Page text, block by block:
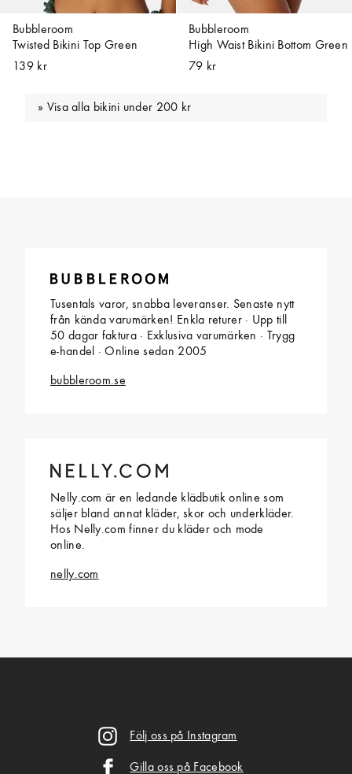
Bubbleroom
Twisted Bikini Top Green
139 kr
Bubbleroom
High Waist Bikini Bottom Green
79 kr
Visa alla bikini under 200 kr
Tusentals varor, snabba leveranser. Senaste nytt
från kända varumärken! Enkla returer · Upp till
50 dagar faktura · Exklusiva varumärken · Trygg
e-handel · Online sedan 2005
bubbleroom.se
Nelly.com är en ledande klädbutik online som
säljer bland annat kläder, skor och underkläder.
Hos Nelly.com finner du kläder och mode
online.
nelly.com
Följ oss på Instagram
Gilla oss på Facebook